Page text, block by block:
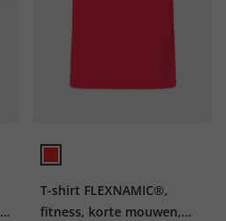
T-shirt FLEXNAMIC®,
fitness, korte mouwen,